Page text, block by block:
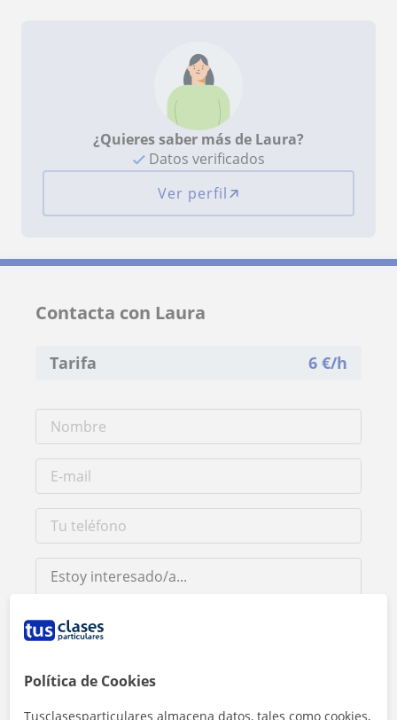
¿Quieres saber más de Laura?
Datos verificados
Ver perfil
Contacta con Laura
Tarifa 6 €/h
Al hacer clic, aceptas nuestro
Política de Cookies
Tusclasesparticulares almacena datos, tales como cookies,